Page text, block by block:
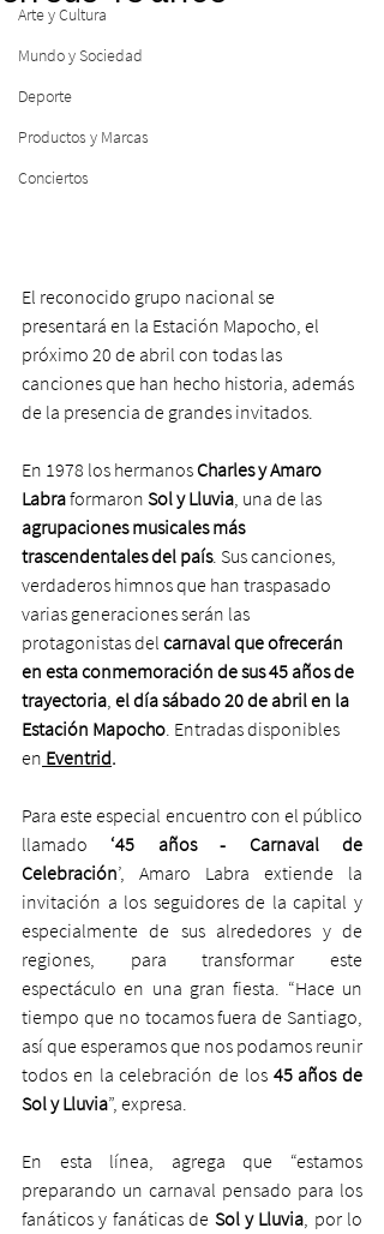
Arte y Cultura
Mundo y Sociedad
Deporte
Productos y Marcas
Conciertos
El reconocido grupo nacional se
presentará en la Estación Mapocho, el
próximo 20 de abril con todas las
canciones que han hecho historia, además
de la presencia de grandes invitados.
En 1978 los hermanos Charles y Amaro
Labra formaron Sol y Lluvia, una de las
agrupaciones musicales más
trascendentales del país. Sus canciones,
verdaderos himnos que han traspasado
varias generaciones serán las
protagonistas del carnaval que ofrecerán
en esta conmemoración de sus 45 años de
trayectoria, el día sábado 20 de abril en la
Estación Mapocho. Entradas disponibles
en Eventrid.
Para este especial encuentro con el público
llamado ‘45 años - Carnaval de
Celebración’, Amaro Labra extiende la
invitación a los seguidores de la capital y
especialmente de sus alrededores y de
regiones, para transformar este
espectáculo en una gran fiesta. “Hace un
tiempo que no tocamos fuera de Santiago,
así que esperamos que nos podamos reunir
todos en la celebración de los 45 años de
Sol y Lluvia”, expresa.
En esta línea, agrega que “estamos
preparando un carnaval pensado para los
fanáticos y fanáticas de Sol y Lluvia, por lo